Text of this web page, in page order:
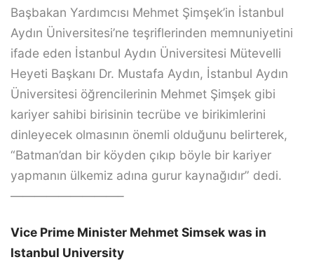
Başbakan Yardımcısı Mehmet Şimşek’in İstanbul
Aydın Üniversitesi’ne teşriflerinden memnuniyetini
ifade eden İstanbul Aydın Üniversitesi Mütevelli
Heyeti Başkanı Dr. Mustafa Aydın, İstanbul Aydın
Üniversitesi öğrencilerinin Mehmet Şimşek gibi
kariyer sahibi birisinin tecrübe ve birikimlerini
dinleyecek olmasının önemli olduğunu belirterek,
“Batman’dan bir köyden çıkıp böyle bir kariyer
yapmanın ülkemiz adına gurur kaynağıdır” dedi.
—————————–
Vice Prime Minister Mehmet Simsek was in
Istanbul University